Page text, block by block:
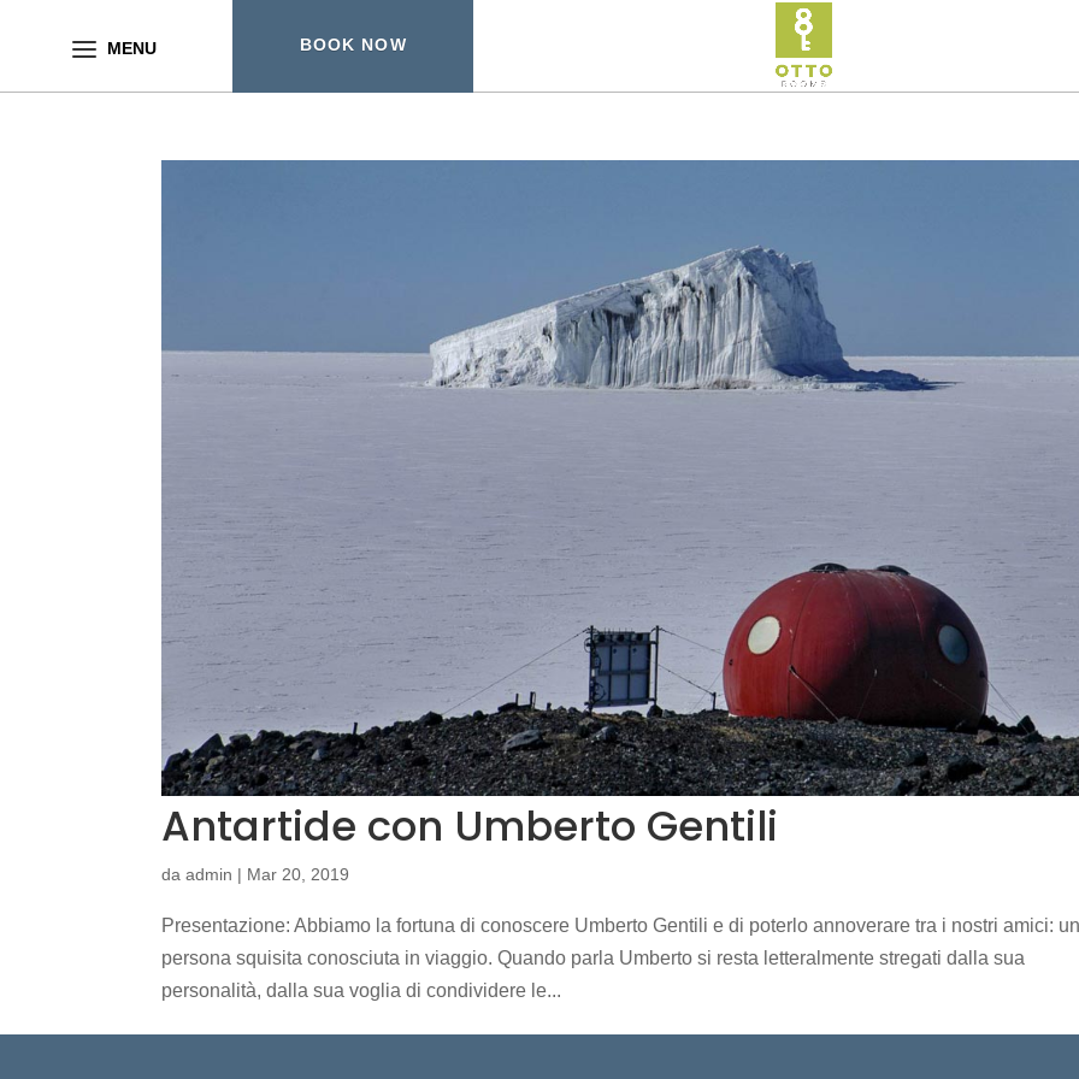
BOOK NOW
MENU
Antartide con Umberto Gentili
daadmin | Mar 20, 2019
Presentazione: Abbiamo la fortuna di conoscere Umberto Gentili e di poterlo annoverare tra i nostri amici:
persona squisita conosciuta in viaggio. Quando parla Umberto si resta letteralmente stregati dalla sua
personalità, dalla sua voglia di condividere le...